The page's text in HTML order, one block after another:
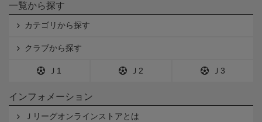
一覧から探す
カテゴリから探す
クラブから探す
Ｊ1 Ｊ2 Ｊ3
インフォメーション
Ｊリーグオンラインストアとは